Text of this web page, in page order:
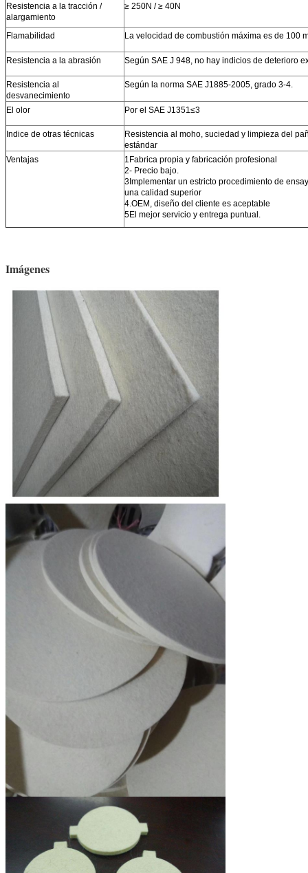
Resistencia a la tracción /
alargamiento
≥ 250N / ≥ 40N
Flamabilidad La velocidad de combustión máxima es de 100
Resistencia a la abrasión Según SAE J 948, no hay indicios de deterioro
Resistencia al
desvanecimiento
Según la norma SAE J1885-2005, grado 3-4.
El olor Por el SAE J1351≤3
Indice de otras técnicas
Resistencia al moho, suciedad y limpieza del
estándar
Ventajas
1Fabrica propia y fabricación profesional
2- Precio bajo.
3Implementar un estricto procedimiento de
una calidad superior
4.OEM, diseño del cliente es aceptable
5El mejor servicio y entrega puntual.
Imágenes